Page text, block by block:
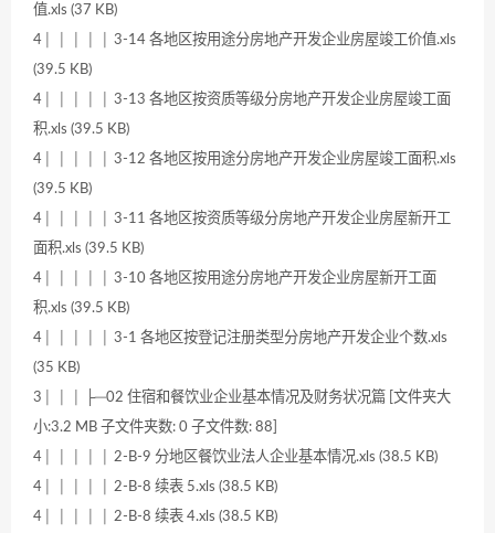
值.xls (37 KB)
4│ │ │ │ │ 3-14 各地区按用途分房地产开发企业房屋竣工价值.xls
(39.5 KB)
4│ │ │ │ │ 3-13 各地区按资质等级分房地产开发企业房屋竣工面
积.xls (39.5 KB)
4│ │ │ │ │ 3-12 各地区按用途分房地产开发企业房屋竣工面积.xls
(39.5 KB)
4│ │ │ │ │ 3-11 各地区按资质等级分房地产开发企业房屋新开工
面积.xls (39.5 KB)
4│ │ │ │ │ 3-10 各地区按用途分房地产开发企业房屋新开工面
积.xls (39.5 KB)
4│ │ │ │ │ 3-1 各地区按登记注册类型分房地产开发企业个数.xls
(35 KB)
3│ │ │ ├─02 住宿和餐饮业企业基本情况及财务状况篇 [文件夹大
小:3.2 MB 子文件夹数: 0 子文件数: 88]
4│ │ │ │ │ 2-B-9 分地区餐饮业法人企业基本情况.xls (38.5 KB)
4│ │ │ │ │ 2-B-8 续表 5.xls (38.5 KB)
4│ │ │ │ │ 2-B-8 续表 4.xls (38.5 KB)